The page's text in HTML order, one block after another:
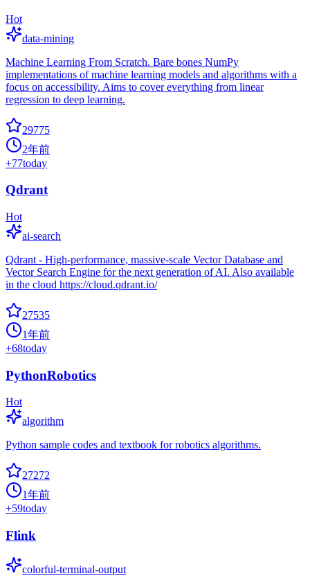
Hot
data-mining
Machine Learning From Scratch. Bare bones NumPy
implementations of machine learning models and algorithms with a
focus on accessibility. Aims to cover everything from linear
regression to deep learning.
29775
2年前
+77today
Qdrant
Hot
ai-search
Qdrant - High-performance, massive-scale Vector Database and
Vector Search Engine for the next generation of AI. Also available
in the cloud https://cloud.qdrant.io/
27535
1年前
+68today
PythonRobotics
Hot
algorithm
Python sample codes and textbook for robotics algorithms.
27272
1年前
+59today
Flink
colorful-terminal-output